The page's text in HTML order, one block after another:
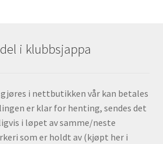
i klubbsjappa
i nettbutikken vår kan betales
er klar for henting, sendes det
i løpet av samme/neste
som er holdt av (kjøpt her i